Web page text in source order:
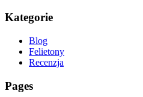
Kategorie
Blog
Felietony
Recenzja
Pages